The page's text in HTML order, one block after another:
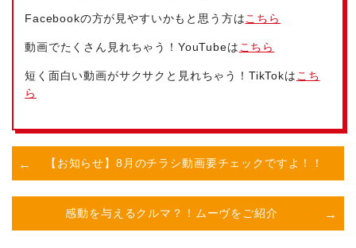
Facebookの方が見やすいかもと思う方はこちら
動画でたくさん見れちゃう！YouTubeは こちら
短く面白い動画がサクサクと見れちゃう！TikTokは こち
ら
【お知らせ】8月のチラシ動画要チェックですよ！！
感動を与えるクルマ？！ムーヴをご紹介